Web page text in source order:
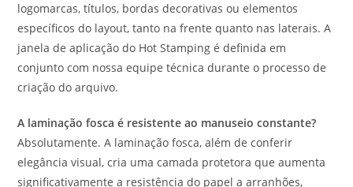
logomarcas, títulos, bordas decorativas ou elementos
específicos do layout, tanto na frente quanto nas laterais. A
janela de aplicação do Hot Stamping é definida em
conjunto com nossa equipe técnica durante o processo de
criação do arquivo.
A laminação fosca é resistente ao manuseio constante?
Absolutamente. A laminação fosca, além de conferir
elegância visual, cria uma camada protetora que aumenta
significativamente a resistência do papel a arranhões,